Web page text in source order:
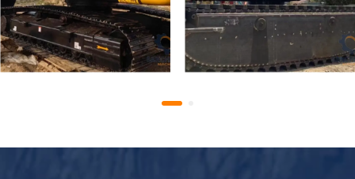
Pelle hydraulique SANY
SY215C d'occasion
Pelle hydraulique fluviale
SANY SY215C d'occasion